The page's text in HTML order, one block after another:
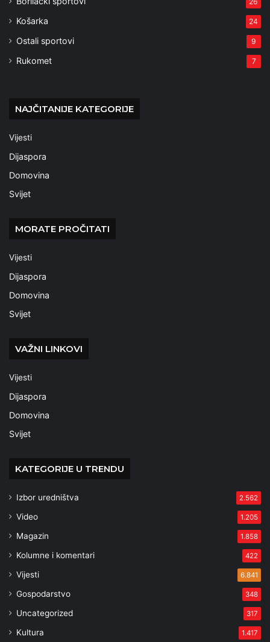
Košarka 24
Ostali sportovi 9
Rukomet 7
NAJČITANIJE KATEGORIJE
Vijesti
Dijaspora
Domovina
Svijet
MORATE PROČITATI
Vijesti
Dijaspora
Domovina
Svijet
VAŽNI LINKOVI
Vijesti
Dijaspora
Domovina
Svijet
KATEGORIJE U TRENDU
Izbor uredništva 2.562
Video 1.205
Magazin 1.858
Kolumne i komentari 422
Vijesti 6.841
Gospodarstvo 348
Uncategorized 317
Kultura 1.417